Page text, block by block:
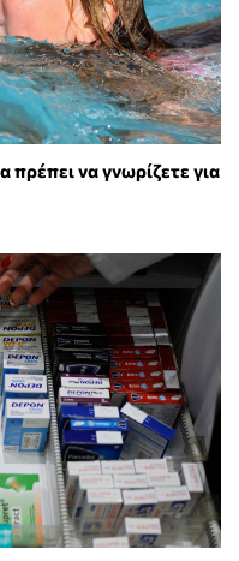
πρέπει να γνωρίζετε για